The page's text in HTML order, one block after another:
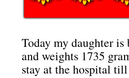
Today my daughter is
and weights 1735
stay at the hospital